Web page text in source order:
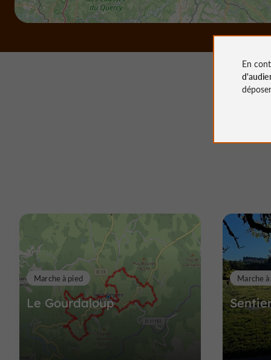
Le Gourdaloup
Marche à pied Marche
En